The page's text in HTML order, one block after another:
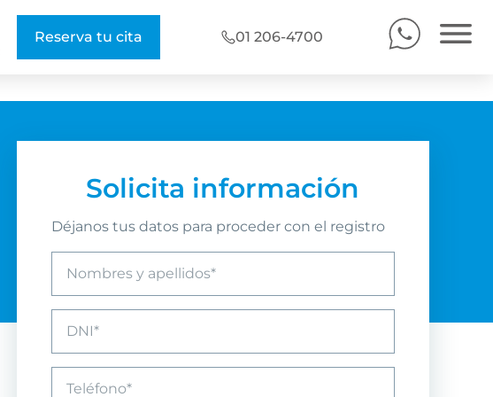
Reserva tu cita 01 206-4700
Solicita información
Déjanos tus datos para proceder con el registro